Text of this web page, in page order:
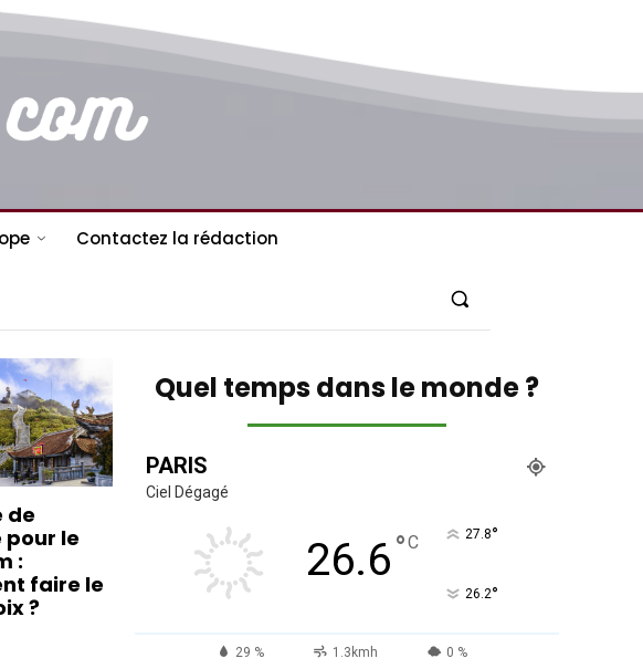
Contactez la rédaction
de
le
:
faire le
?
Quel temps dans le monde ?
PARIS
Ciel Dégagé
26.6°C 27.8°
26.2°
29 % 1.3kmh 0 %